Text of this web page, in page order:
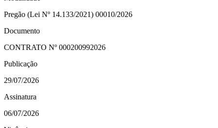
Pregão (Lei Nº 14.133/2021) 00010/2026
Documento
CONTRATO Nº 000200992026
Publicação
29/07/2026
Assinatura
06/07/2026